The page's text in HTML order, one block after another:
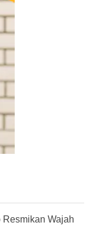
Wajah